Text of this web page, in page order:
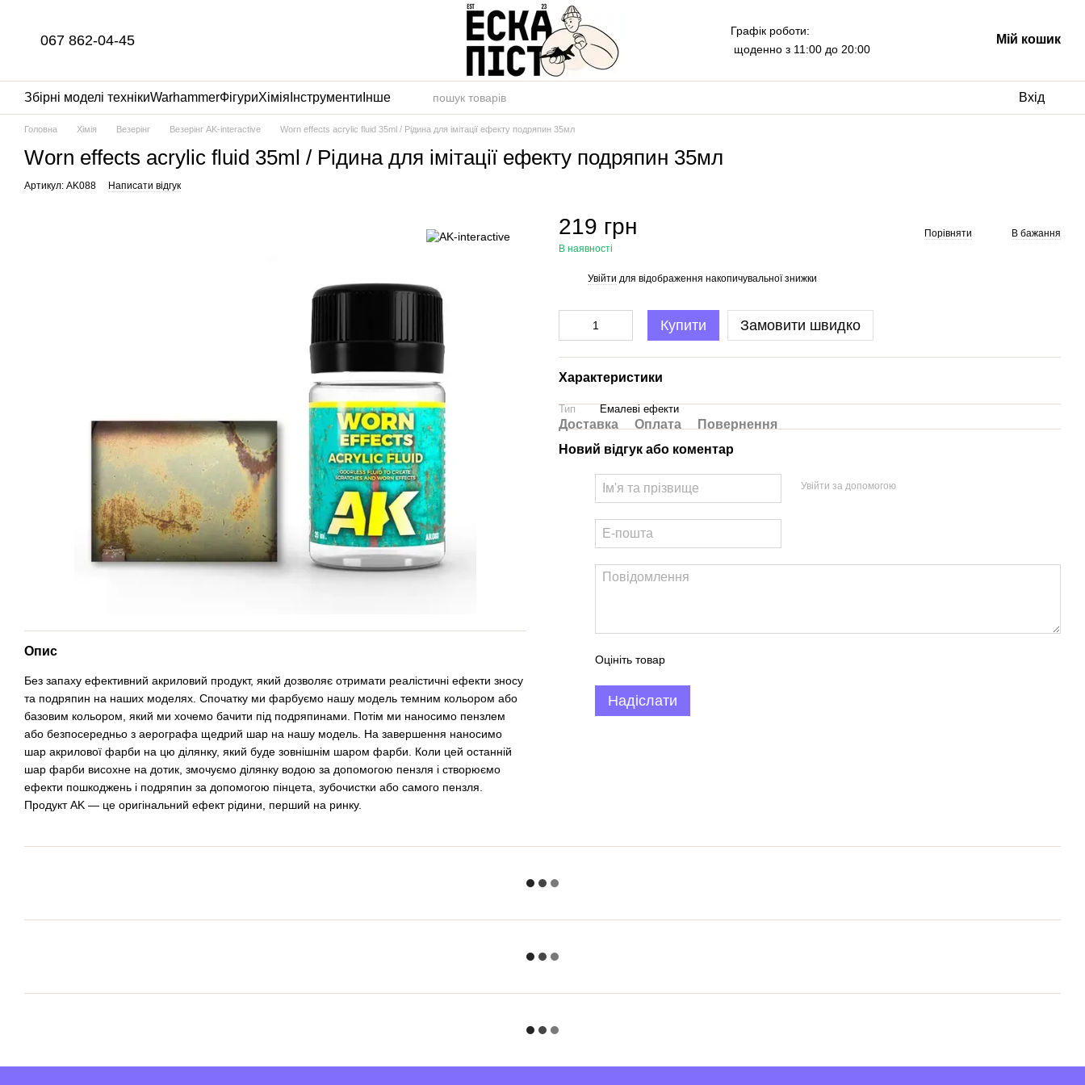
067 862-04-45
Графік роботи:
щоденно з 11:00 до 20:00
Мій кошик
Збірні моделі технікиWarhammerФігуриХімія Інструменти Інше Вхід
Головна Хімія Везерінг Везерінг AK-interactive Worn effects acrylic fluid 35ml / Рідина для імітації ефекту подряпин 35мл
Worn effects acrylic fluid 35ml / Рідина для імітації ефекту подряпин 35мл
Артикул: AK088 Написати відгук
Опис
Без запаху ефективний акриловий продукт, який дозволяє отримати реалістичні ефекти зносу
та подряпин на наших моделях. Спочатку ми фарбуємо нашу модель темним кольором або
базовим кольором, який ми хочемо бачити під подряпинами. Потім ми наносимо пензлем
або безпосередньо з аерографа щедрий шар на нашу модель. На завершення наносимо
шар акрилової фарби на цю ділянку, який буде зовнішнім шаром фарби. Коли цей останній
шар фарби висохне на дотик, змочуємо ділянку водою за допомогою пензля і створюємо
ефекти пошкоджень і подряпин за допомогою пінцета, зубочистки або самого пензля.
Продукт AK — це оригінальний ефект рідини, перший на ринку.
219 грн
В наявності
Порівняти В бажання
Увійти для відображення накопичувальної знижки
Купити Замовити швидко
Характеристики
Тип Емалеві ефекти
Доставка Оплата
Повернення
Новий відгук або коментар
Увійти за допомогою
Оцініть товар
Надіслати